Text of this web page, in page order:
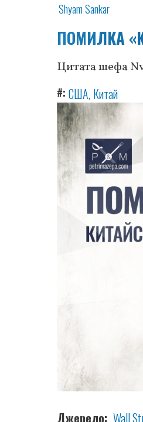
Shyam Sankar
ПОМИЛКА
Цитата шефа
# США Китай
Джерело Wall